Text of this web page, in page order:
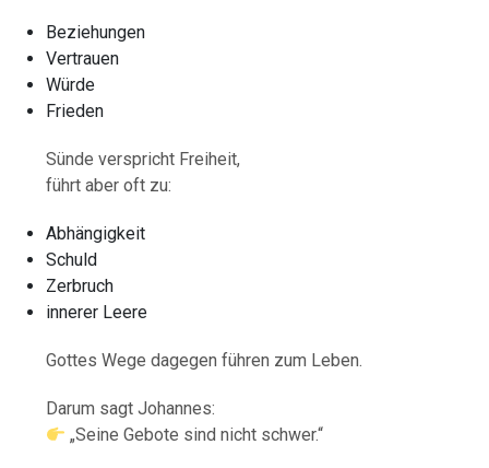
Beziehungen
Vertrauen
Würde
Frieden
Sünde verspricht Freiheit,
führt aber oft zu:
Abhängigkeit
Schuld
Zerbruch
innerer Leere
Gottes Wege dagegen führen zum Leben.
Darum sagt Johannes:
„Seine Gebote sind nicht schwer.“